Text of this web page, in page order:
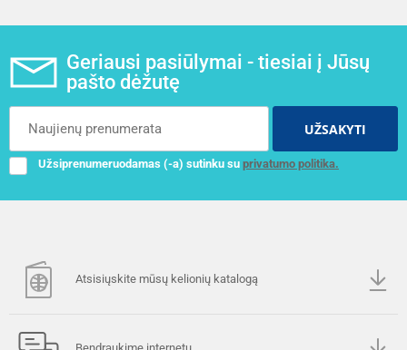
Geriausi pasiūlymai - tiesiai į Jūsų
pašto dėžutę
UŽSAKYTI
Užsiprenumeruodamas (-a) sutinku su privatumo politika.
Atsisiųskite mūsų kelionių katalogą